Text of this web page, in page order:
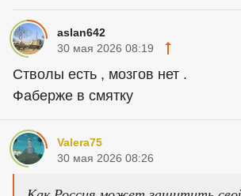
aslan642
30 мая 2026 08:19
Стволы есть , мозгов нет .
Фаберже в смятку
Valera75
30 мая 2026 08:26